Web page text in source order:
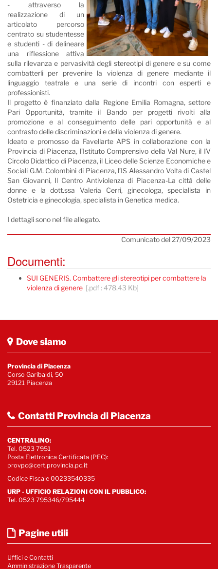
- attraverso la
realizzazione di un
articolato percorso
centrato su studentesse
e studenti - di delineare
una riflessione attiva
sulla rilevanza e pervasività degli stereotipi di genere e su come
combatterli per prevenire la violenza di genere mediante il
linguaggio teatrale e una serie di incontri con esperti e
professionisti.
Il progetto è finanziato dalla Regione Emilia Romagna, settore
Pari Opportunità, tramite il Bando per progetti rivolti alla
promozione e al conseguimento delle pari opportunità e al
contrasto delle discriminazioni e della violenza di genere.
Ideato e promosso da Favellarte APS in collaborazione con la
Provincia di Piacenza, l’Istituto Comprensivo della Val Nure, il IV
Circolo Didattico di Piacenza, il Liceo delle Scienze Economiche e
Sociali G.M. Colombini di Piacenza, l’IS Alessandro Volta di Castel
San Giovanni, Il Centro Antiviolenza di Piacenza-La città delle
donne e la dott.ssa Valeria Cerri, ginecologa, specialista in
Ostetricia e ginecologia, specialista in Genetica medica.
I dettagli sono nel file allegato.
Comunicato del 27/09/2023
Documenti:
SUI GENERIS. Combattere gli stereotipi per combattere la
violenza di genere [.pdf : 478.43 Kb]
Dove siamo
Provincia di Piacenza
Corso Garibaldi, 50
29121 Piacenza
Contatti Provincia di Piacenza
CENTRALINO:
Tel. 0523 7951
Posta Elettronica Certificata (PEC):
provpc@cert.provincia.pc.it
Codice Fiscale 00233540335
URP - UFFICIO RELAZIONI CON IL PUBBLICO:
Tel. 0523 795346/795444
Pagine utili
Uffici e Contatti
Amministrazione Trasparente